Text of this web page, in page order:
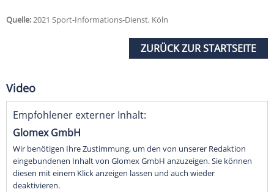
Quelle:2021 Sport-Informations-Dienst, Köln
ZURÜCK ZUR STARTSEITE
Video
Empfohlener externer Inhalt:
Glomex GmbH
Wir benötigen Ihre Zustimmung, um den von unserer Redaktion
eingebundenen Inhalt von Glomex GmbH anzuzeigen. Sie können
diesen mit einem Klick anzeigen lassen und auch wieder
deaktivieren.